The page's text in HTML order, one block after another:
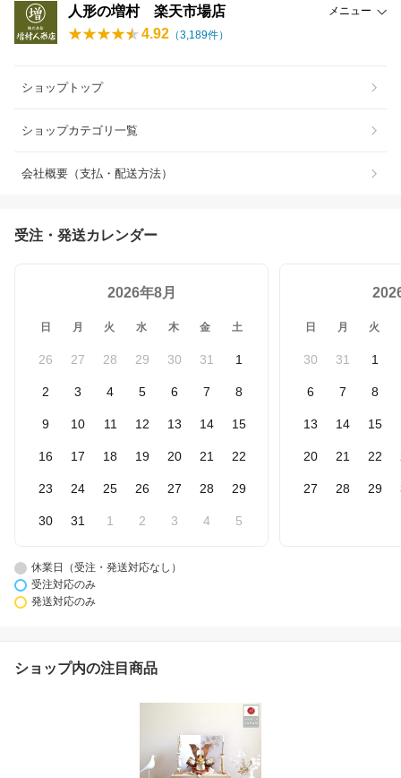
人形の増村 楽天市場店 メニュー
4.92 （3,189件）
ショップトップ
ショップカテゴリ一覧
会社概要（支払・配送方法）
受注・発送カレンダー
2026年8月
日 月 火 水 木 金 土
26 27 28 29 30 31 1
2 3 4 5 6 7 8
9 10 11 12 13 14 15
16 17 18 19 20 21 22
23 24 25 26 27 28 29
30 31 1 2 3 4 5
日 月 火
30 31 1
6 7 8
13 14 15
20 21 22
27 28 29
休業日（受注・発送対応なし）
受注対応のみ
発送対応のみ
ショップ内の注目商品